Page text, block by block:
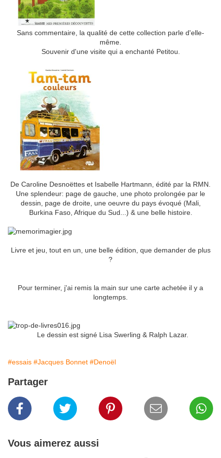
Sans commentaire, la qualité de cette collection parle d'elle-
même.
Souvenir d'une visite qui a enchanté Petitou.
De Caroline Desnoëttes et Isabelle Hartmann, édité par la RMN.
Une splendeur: page de gauche, une photo prolongée par le
dessin, page de droite, une oeuvre du pays évoqué (Mali,
Burkina Faso, Afrique du Sud...) & une belle histoire.
Livre et jeu, tout en un, une belle édition, que demander de plus
?
Pour terminer, j'ai remis la main sur une carte achetée il y a
longtemps.
Le dessin est signé Lisa Swerling & Ralph Lazar.
#essais #Jacques Bonnet #Denoël
Partager
Vous aimerez aussi